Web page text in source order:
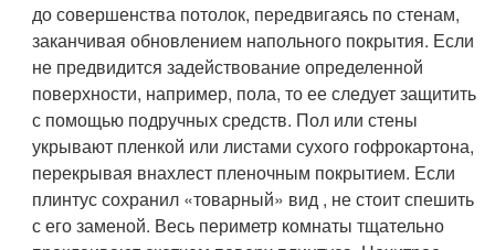
до совершенства потолок, передвигаясь по стенам,
заканчивая обновлением напольного покрытия. Если
не предвидится задействование определенной
поверхности, например, пола, то ее следует защитить
с помощью подручных средств. Пол или стены
укрывают пленкой или листами сухого гофрокартона,
перекрывая внахлест пленочным покрытием. Если
плинтус сохранил «товарный» вид , не стоит спешить
с его заменой. Весь периметр комнаты тщательно